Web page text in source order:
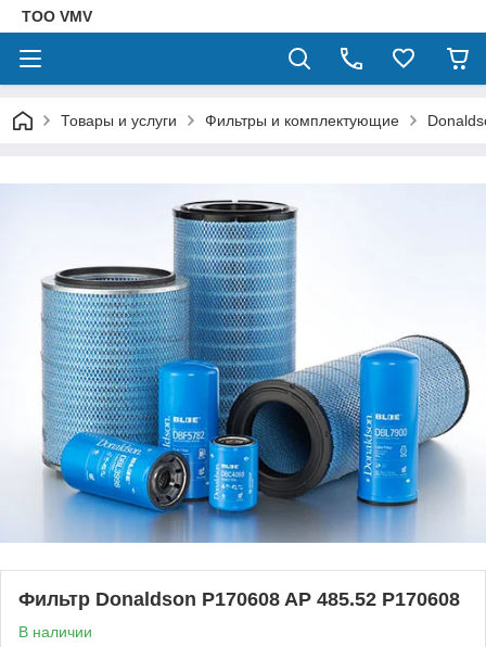
ТОО VMV
Товары и услуги Фильтры и комплектующие
Фильтр Donaldson P170608 AP 485.52 P170608
В наличии